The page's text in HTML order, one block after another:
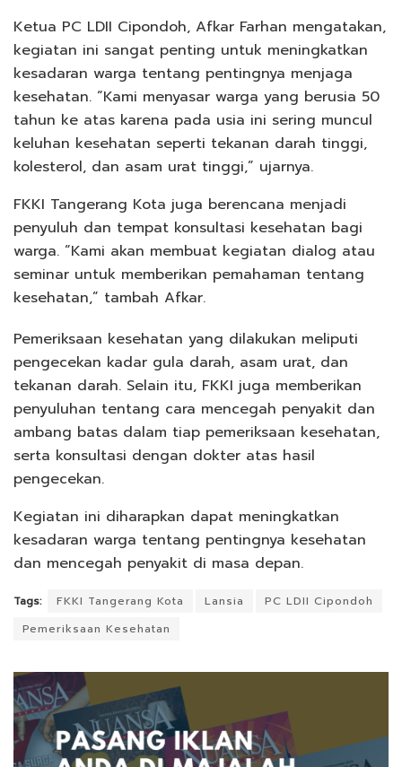
Ketua PC LDII Cipondoh, Afkar Farhan mengatakan,
kegiatan ini sangat penting untuk meningkatkan
kesadaran warga tentang pentingnya menjaga
kesehatan. “Kami menyasar warga yang berusia 50
tahun ke atas karena pada usia ini sering muncul
keluhan kesehatan seperti tekanan darah tinggi,
kolesterol, dan asam urat tinggi,” ujarnya.
FKKI Tangerang Kota juga berencana menjadi
penyuluh dan tempat konsultasi kesehatan bagi
warga. “Kami akan membuat kegiatan dialog atau
seminar untuk memberikan pemahaman tentang
kesehatan,” tambah Afkar.
Pemeriksaan kesehatan yang dilakukan meliputi
pengecekan kadar gula darah, asam urat, dan
tekanan darah. Selain itu, FKKI juga memberikan
penyuluhan tentang cara mencegah penyakit dan
ambang batas dalam tiap pemeriksaan kesehatan,
serta konsultasi dengan dokter atas hasil
pengecekan.
Kegiatan ini diharapkan dapat meningkatkan
kesadaran warga tentang pentingnya kesehatan
dan mencegah penyakit di masa depan.
Tags: FKKI Tangerang Kota Lansia
PC LDII Cipondoh
Pemeriksaan Kesehatan